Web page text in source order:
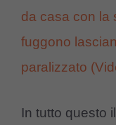
da casa con la
fuggono
paralizzato
In tutto questo